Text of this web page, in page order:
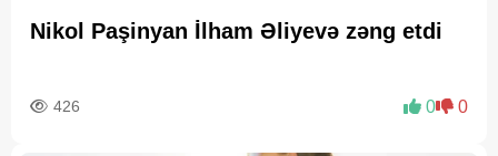
Nikol Paşinyan İlham Əliyevə zəng etdi
426 0 0